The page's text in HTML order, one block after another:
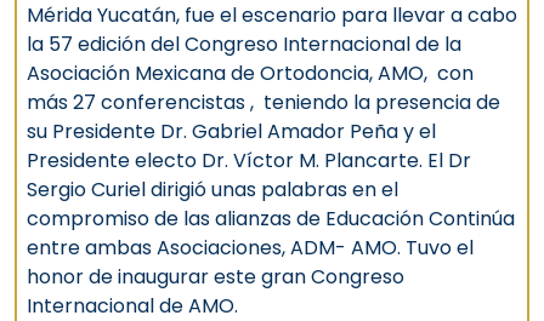
Mérida Yucatán, fue el escenario para llevar a cabo
la 57 edición del Congreso Internacional de la
Asociación Mexicana de Ortodoncia, AMO, con
más 27 conferencistas , teniendo la presencia de
su Presidente Dr. Gabriel Amador Peña y el
Presidente electo Dr. Víctor M. Plancarte. El Dr
Sergio Curiel dirigió unas palabras en el
compromiso de las alianzas de Educación Continúa
entre ambas Asociaciones, ADM- AMO. Tuvo el
honor de inaugurar este gran Congreso
Internacional de AMO.